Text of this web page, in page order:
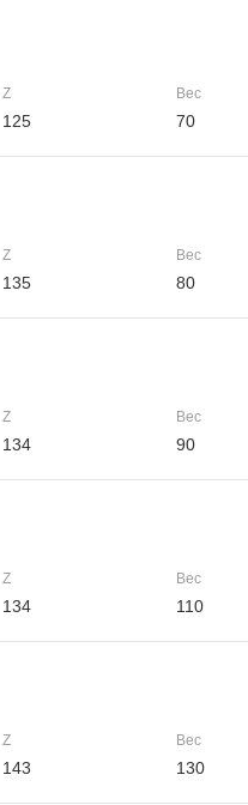
Z
125
Вес
70
Z
135
Вес
80
Z
134
Вес
90
Z
134
Вес
110
Z
143
Вес
130